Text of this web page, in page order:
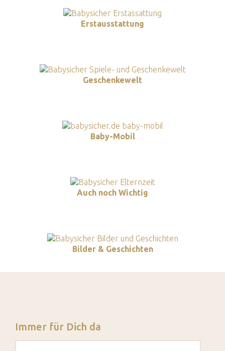
Erstausstattung
Geschenkewelt
Baby-Mobil
Auch noch Wichtig
Bilder & Geschichten
Immer für Dich da